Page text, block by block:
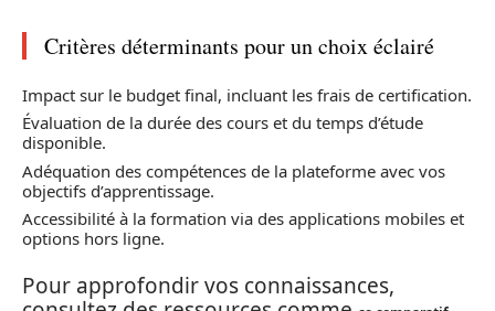
Critères déterminants pour un choix éclairé
Impact sur le budget final, incluant les frais de certification.
Évaluation de la durée des cours et du temps d’étude
disponible.
Adéquation des compétences de la plateforme avec vos
objectifs d’apprentissage.
Accessibilité à la formation via des applications mobiles et
options hors ligne.
Pour approfondir vos connaissances,